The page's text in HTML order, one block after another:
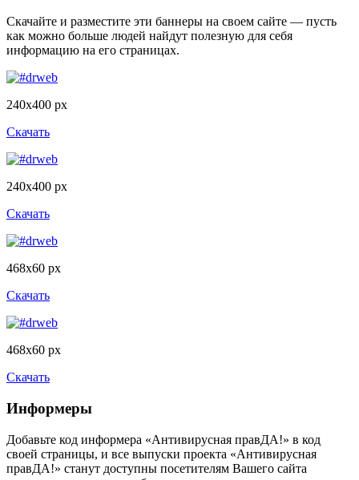
Скачайте и разместите эти баннеры на своем сайте — пусть
как можно больше людей найдут полезную для себя
информацию на его страницах.
240x400 px
Скачать
240x400 px
Скачать
468x60 px
Скачать
468x60 px
Скачать
Информеры
Добавьте код информера «Антивирусная правДА!» в код
своей страницы, и все выпуски проекта «Антивирусная
правДА!» станут доступны посетителям Вашего сайта